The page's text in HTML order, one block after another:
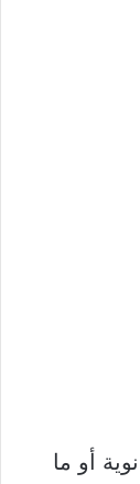
أو ما